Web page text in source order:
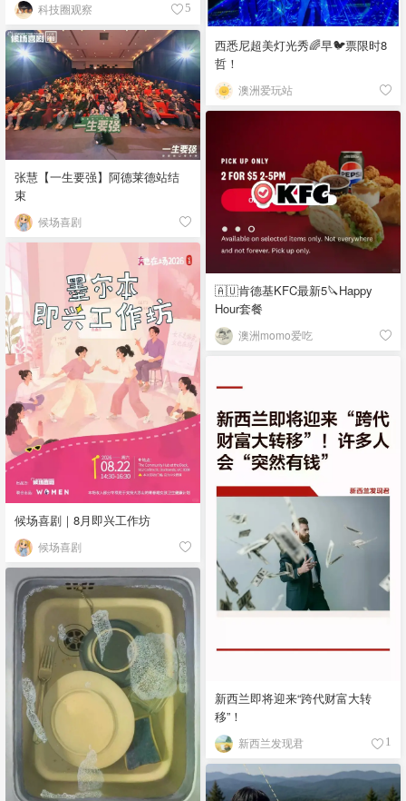
科技圈观察 5
西悉尼超美灯光秀🌈早🐦票限时8
哲！
澳洲爱玩站
张慧【一生要强】阿德莱德站结
束
候场喜剧
🇦🇺肯德基KFC最新5🔪Happy
Hour套餐
澳洲momo爱吃
候场喜剧｜8月即兴工作坊
候场喜剧
新西兰即将迎来“跨代财富大转
移”！
新西兰发现君 1